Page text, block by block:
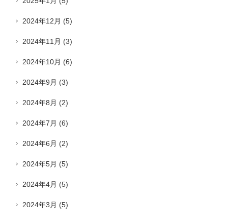
2024年12月 (5)
2024年11月 (3)
2024年10月 (6)
2024年9月 (3)
2024年8月 (2)
2024年7月 (6)
2024年6月 (2)
2024年5月 (5)
2024年4月 (5)
2024年3月 (5)